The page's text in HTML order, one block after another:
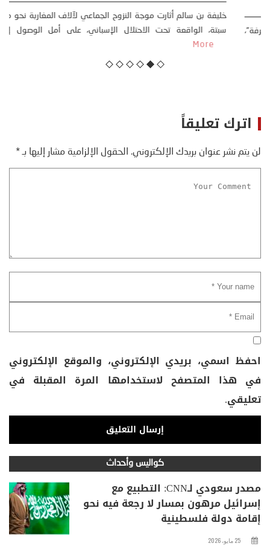
كتب: منذر بالضيافي بدأت قصتي مع التغييرات المناخية ” المتطرفة”،
منذ نهاية ثمانينات القرن الماضي، حين أطردنا ...
اترك تعليقاً
لن يتم نشر عنوان بريدك الإلكتروني. الحقول الإلزامية مشار إليها بـ*
احفظ اسمي، بريدي الإلكتروني، والموقع الإلكتروني
في هذا المتصفح لاستخدامها المرة المقبلة في
تعليقي.
كواليس وأحداث
مصدر سعودي لـCNN: التطبيع مع
إسرائيل مرهون بمسار لا رجعة فيه نحو
إقامة دولة فلسطينية
25 مايو، 2026